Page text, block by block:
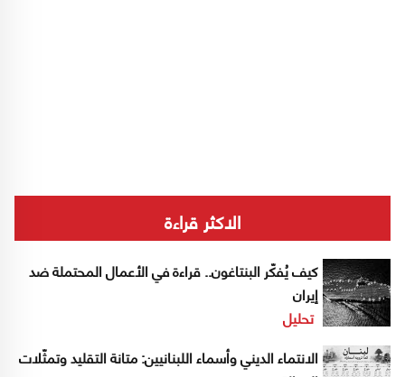
الاكثر قراءة
كيف يُفكّر البنتاغون.. قراءة في الأعمال المحتملة ضد
إيران
تحليل
الانتماء الديني وأسماء اللبنانيين: متانة التقليد وتمثّلات